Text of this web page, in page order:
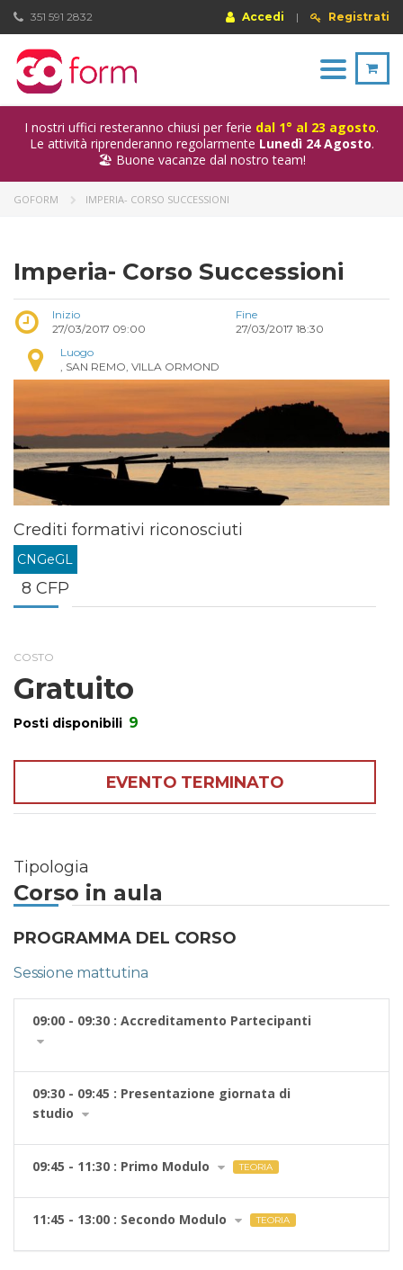
Accedi | Registrati
351 591 2832
Toggle
navigation
I nostri uffici resteranno chiusi per ferie dal 1° al 23 agosto.
Le attività riprenderanno regolarmente Lunedì 24 Agosto.
🏖️ Buone vacanze dal nostro team!
GOFORM IMPERIA- CORSO SUCCESSIONI
Imperia- Corso Successioni
Inizio
27/03/2017 09:00
Fine
27/03/2017 18:30
Luogo
, SAN REMO, VILLA ORMOND
Crediti formativi riconosciuti
CNGeGL
8 CFP
COSTO
Gratuito
Posti disponibili 9
EVENTO TERMINATO
Tipologia
Corso in aula
PROGRAMMA DEL CORSO
Sessione mattutina
09:00 - 09:30 : Accreditamento Partecipanti
09:30 - 09:45 : Presentazione giornata di
studio
09:45 - 11:30 : Primo Modulo TEORIA
11:45 - 13:00 : Secondo Modulo TEORIA